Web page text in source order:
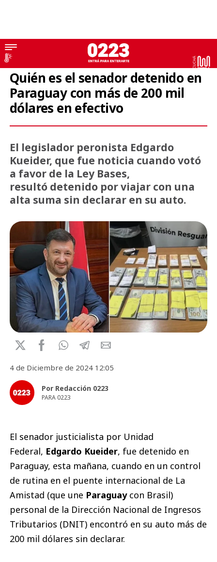
Detenido
Quién es el senador detenido en
Paraguay con más de 200 mil
dólares en efectivo
El legislador peronista Edgardo
Kueider, que fue noticia cuando votó
a favor de la Ley Bases,
resultó detenido por viajar con una
alta suma sin declarar en su auto.
4 de Diciembre de 2024 12:05
Por Redacción 0223
PARA 0223
El senador justicialista por Unidad
Federal, Edgardo Kueider, fue detenido en
Paraguay, esta mañana, cuando en un control
de rutina en el puente internacional de La
Amistad (que une Paraguay con Brasil)
personal de la Dirección Nacional de Ingresos
Tributarios (DNIT) encontró en su auto más de
200 mil dólares sin declarar.